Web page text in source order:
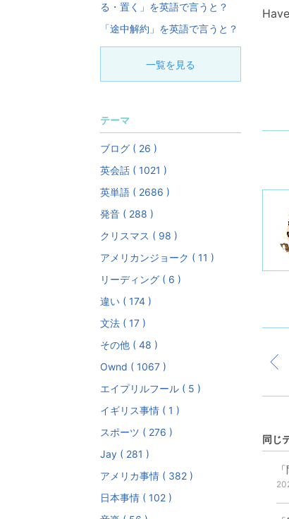
同じ
る・置く」を英語で言うと？
「途中解約」を英語で言うと？
一覧を見る
テーマ
ブログ ( 26 )
英会話 ( 1021 )
英単語 ( 2686 )
発音 ( 288 )
クリスマス ( 98 )
アメリカンジョーク ( 11 )
リーディング ( 6 )
違い ( 174 )
文法 ( 17 )
その他 ( 48 )
Ownd ( 1067 )
エイプリルフール ( 5 )
イギリス事情 ( 1 )
スポーツ ( 276 )
Jay ( 281 )
アメリカ事情 ( 382 )
日本事情 ( 102 )